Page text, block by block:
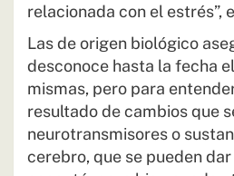
relacionada con el estrés”,
Las de origen biológico
desconoce hasta la fecha
mismas, pero para
resultado de cambios que
neurotransmisores o
cerebro, que se pueden